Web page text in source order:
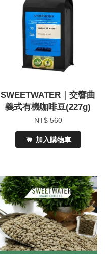
SWEETWATER｜交響曲
義式有機咖啡豆(227g)
NT$ 560
加入購物車